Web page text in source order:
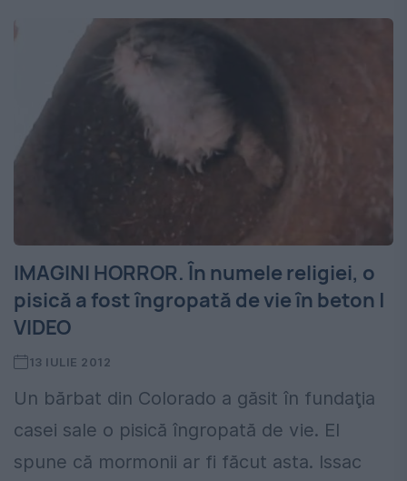
IMAGINI HORROR. În numele religiei, o
pisică a fost îngropată de vie în beton |
VIDEO
13 IULIE 2012
Un bărbat din Colorado a găsit în fundaţia
casei sale o pisică îngropată de vie. El
spune că mormonii ar fi făcut asta. Issac